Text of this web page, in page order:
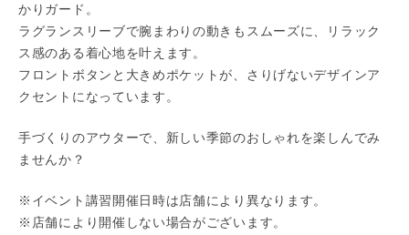
かりガード。
ラグランスリーブで腕まわりの動きもスムーズに、リラック
ス感のある着心地を叶えます。
フロントボタンと大きめポケットが、さりげないデザインア
クセントになっています。
手づくりのアウターで、新しい季節のおしゃれを楽しんでみ
ませんか？
※イベント講習開催日時は店舗により異なります。
※店舗により開催しない場合がございます。